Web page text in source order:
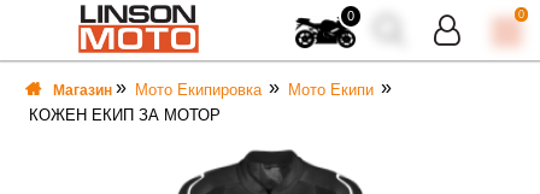
0 0
Магазин Мото Екипировка
Мото Екипи
КОЖЕН ЕКИП ЗА МОТОР